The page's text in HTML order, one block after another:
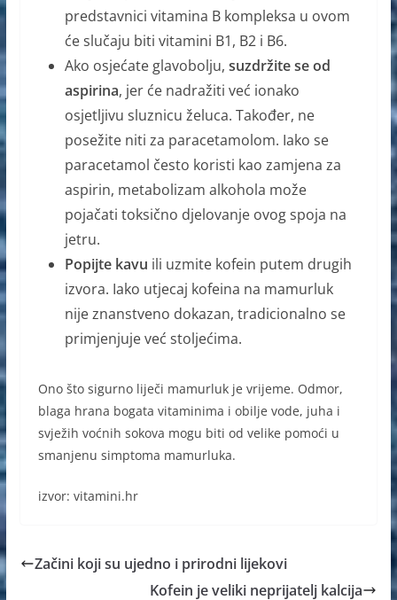
predstavnici vitamina B kompleksa u ovom
će slučaju biti vitamini B1, B2 i B6.
Ako osjećate glavobolju, suzdržite se od
aspirina, jer će nadražiti već ionako
osjetljivu sluznicu želuca. Također, ne
posežite niti za paracetamolom. Iako se
paracetamol često koristi kao zamjena za
aspirin, metabolizam alkohola može
pojačati toksično djelovanje ovog spoja na
jetru.
Popijte kavu ili uzmite kofein putem drugih
izvora. Iako utjecaj kofeina na mamurluk
nije znanstveno dokazan, tradicionalno se
primjenjuje već stoljećima.
Ono što sigurno liječi mamurluk je vrijeme. Odmor,
blaga hrana bogata vitaminima i obilje vode, juha i
svježih voćnih sokova mogu biti od velike pomoći u
smanjenu simptoma mamurluka.
izvor: vitamini.hr
Začini koji su ujedno i prirodni lijekovi
Kofein je veliki neprijatelj kalcija